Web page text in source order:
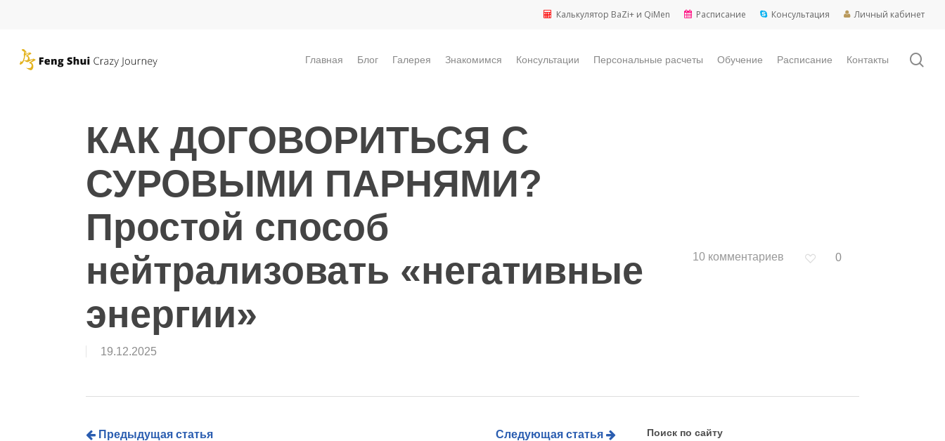
main
content
Калькулятор BaZi+ и QiMen Расписание Консультация Личный кабинет
Главная Блог Галерея Знакомимся Консультации Персональные расчеты Обучение Расписание Контакты
КАК ДОГОВОРИТЬСЯ С
СУРОВЫМИ ПАРНЯМИ?
Простой способ
нейтрализовать «негативные
энергии»
19.12.2025
10 комментариев 0
Предыдущая статья Следующая статья Поиск по сайту